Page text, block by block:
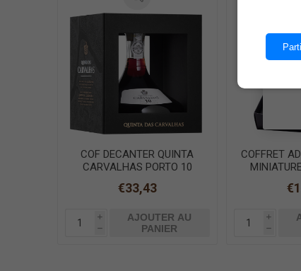
COF DECANTER QUINTA
CARVALHAS PORTO 10
€33,43
i
h
AJOUTER AU
PANIER
COFFRET
i
h